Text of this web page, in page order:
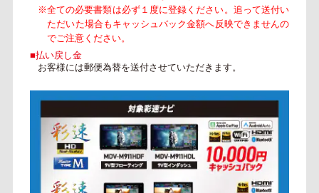
※全ての必要書類は必ず１度に登録ください。追って送付い
ただいた場合もキャッシュバック金額へ反映できませんの
でご注意ください。
■払い戻し金
お客様には郵便為替を送付させていただきます。